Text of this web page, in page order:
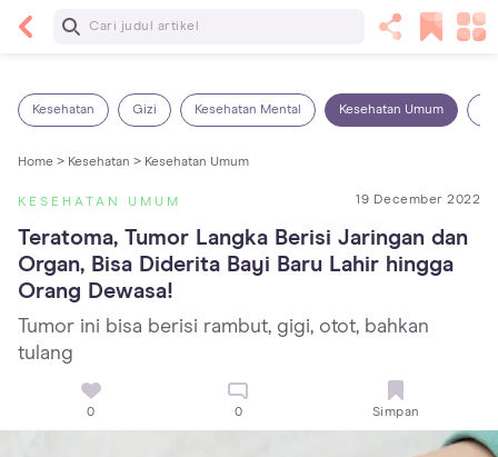
Baca Selanjutnya
Kesehatan Gizi Kesehatan Mental Kesehatan Umum
Home > Kesehatan > Kesehatan Umum
KESEHATAN UMUM 19 December 2022
Teratoma, Tumor Langka Berisi Jaringan dan
Organ, Bisa Diderita Bayi Baru Lahir hingga
Orang Dewasa!
Tumor ini bisa berisi rambut, gigi, otot, bahkan
tulang
0 0 Simpan